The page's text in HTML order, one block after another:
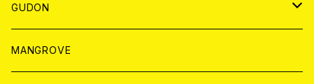
WORLD
JAPAN
WORLD
GUDON
アパレル
MANGROVE